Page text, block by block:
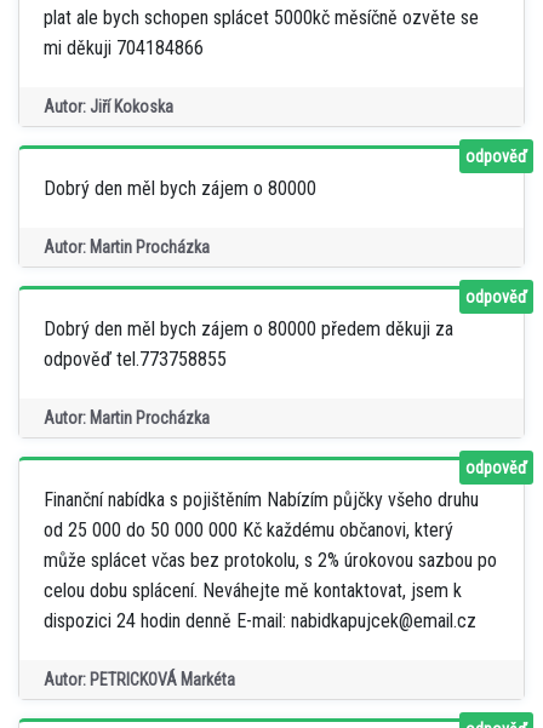
plat ale bych schopen splácet 5000kč měsíčně ozvěte se
mi děkuji 704184866
Autor: Jiří Kokoska
Dobrý den měl bych zájem o 80000
Autor: Martin Procházka
odpověď
Dobrý den měl bych zájem o 80000 předem děkuji za
odpověď tel.773758855
Autor: Martin Procházka
odpověď
Finanční nabídka s pojištěním Nabízím půjčky všeho druhu
od 25 000 do 50 000 000 Kč každému občanovi, který
může splácet včas bez protokolu, s 2% úrokovou sazbou po
celou dobu splácení. Neváhejte mě kontaktovat, jsem k
dispozici 24 hodin denně E-mail: nabidkapujcek@email.cz
Autor: PETRICKOVÁ Markéta
odpověď